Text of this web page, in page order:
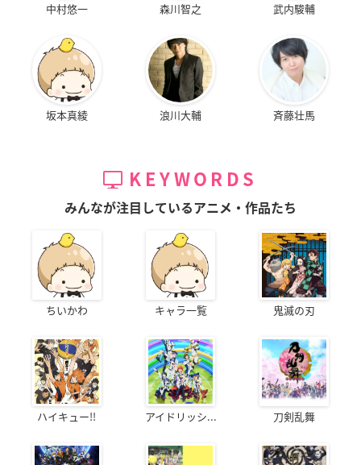
中村悠一 森川智之 武内駿輔
坂本真綾 浪川大輔 斉藤壮馬
KEYWORDS
みんなが注目しているアニメ・作品たち
ちいかわ キャラ一覧 鬼滅の刃
ハイキュー!! アイドリッシ... 刀剣乱舞